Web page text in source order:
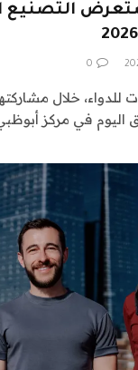
التصنيع
0
للدواء، خلال